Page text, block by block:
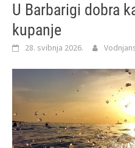
U Barbarigi dobra
kupanje
28. svibnja 2026.